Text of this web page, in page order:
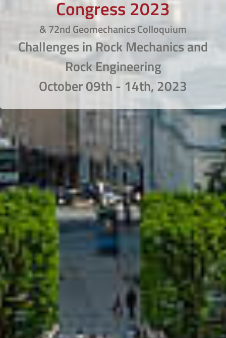
Congress 2023
& 72nd Geomechanics Colloquium
Challenges in Rock Mechanics and
Rock Engineering
October 09th - 14th, 2023